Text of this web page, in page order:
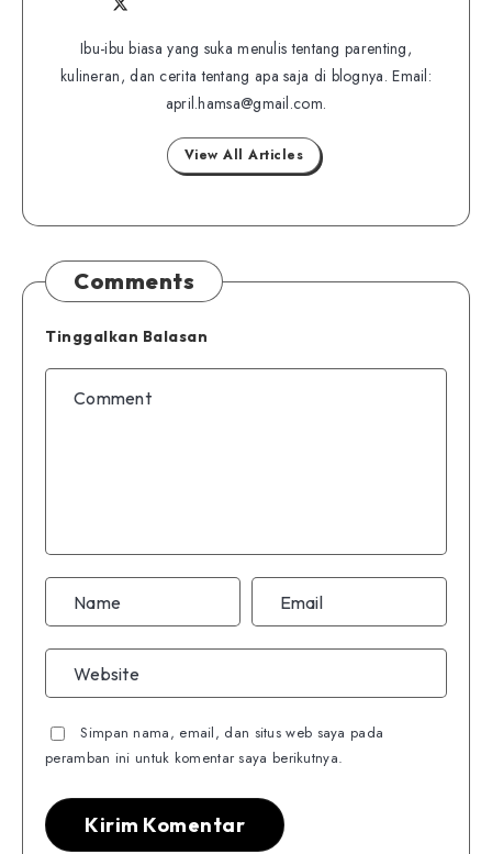
on
me
on
Facebook
Ibu-ibu biasa yang suka menulis tentang parenting,
kulineran, dan cerita tentang apa saja di blognya. Email:
april.hamsa@gmail.com.
View All Articles
Comments
Tinggalkan Balasan
Simpan nama, email, dan situs web saya pada
peramban ini untuk komentar saya berikutnya.